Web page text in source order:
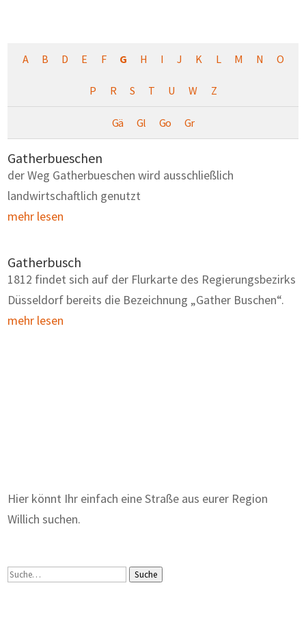
A B D E F G H I J K L M N O
P R S T U W Z
Gä Gl Go Gr
Gatherbueschen
der Weg Gatherbueschen wird ausschließlich
landwirtschaftlich genutzt
mehr lesen
Gatherbusch
1812 findet sich auf der Flurkarte des Regierungsbezirks
Düsseldorf bereits die Bezeichnung „Gather Buschen“.
mehr lesen
Hier könnt Ihr einfach eine Straße aus eurer Region
Willich suchen.
Suche Suche